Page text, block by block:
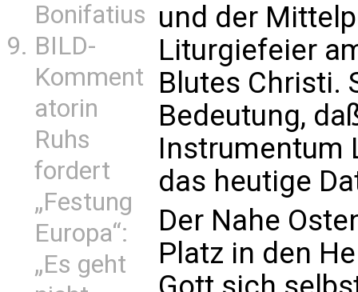
Bonifatius
BILD-
Komment
atorin
Ruhs
fordert
„Festung
Europa“:
„Es geht
und der
Liturgiefeier
Blutes Christi.
Bedeutung,
Instrumentum
das heutige
Der Nahe
Platz in den